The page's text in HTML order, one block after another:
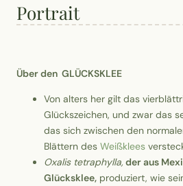
Portrait
Über den GLÜCKSKLEE
Von alters her gilt das
Glückszeichen, und zwar das
das sich zwischen den
Blättern des Weißklees
Oxalis tetraphylla, der aus
Glücksklee, produziert, wie